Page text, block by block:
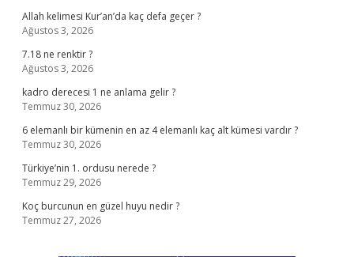
Allah kelimesi Kur’an’da kaç defa geçer ?
Ağustos 3, 2026
7.18 ne renktir ?
Ağustos 3, 2026
kadro derecesi 1 ne anlama gelir ?
Temmuz 30, 2026
6 elemanlı bir kümenin en az 4 elemanlı kaç alt kümesi vardır ?
Temmuz 30, 2026
Türkiye’nin 1. ordusu nerede ?
Temmuz 29, 2026
Koç burcunun en güzel huyu nedir ?
Temmuz 27, 2026